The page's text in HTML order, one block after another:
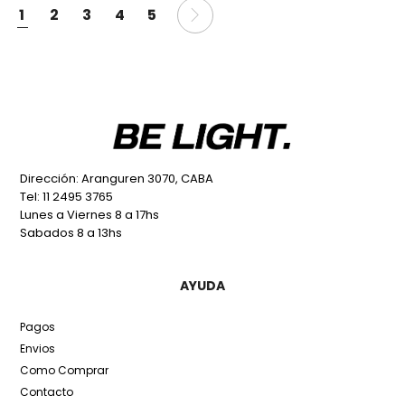
1 2 3 4 5
Dirección: Aranguren 3070, CABA
Tel: 11 2495 3765
Lunes a Viernes 8 a 17hs
Sabados 8 a 13hs
AYUDA
Pagos
Envios
Como Comprar
Contacto